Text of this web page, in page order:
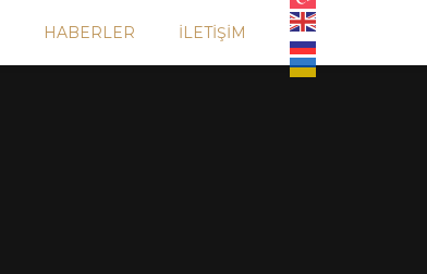
HABERLER İLETIŞIM